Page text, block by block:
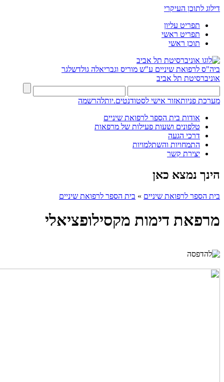
דילוג לתוכן העיקרי
תפריט עליון
תפריט ראשי
תוכן ראשי
ביה"ס לרפואת שיניים ע"ש מוריס וגבריאלה גולדשלגר
אוניברסיטת תל אביב
מערכת פניותאזור אישי לסטודנטים.יותלהרשמה
אודות בית הספר לרפואת שיניים
טלפונים ושעות פעילות של מרפאות
דרכי הגעה
התמחויות והשתלמויות
יצירת קשר
הינך נמצא כאן
בית הספר לרפואת שיניים » בית הספר לרפואת שיניים
מרפאת דימות מקסילופציאלי